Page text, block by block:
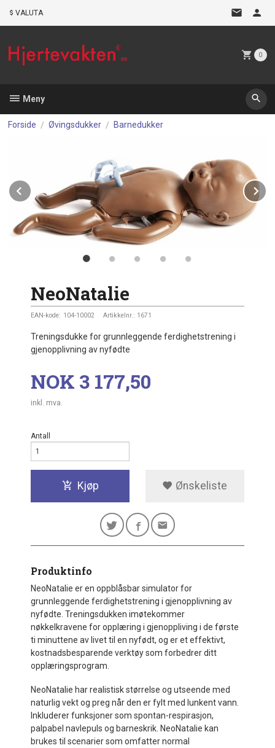
VALUTA
0
Meny
Forside Øvingsdukker Barnedukker
Prev
NeoNatalie
EAN-kode: 104-10002 Artikkelnr.: 1671
Treningsdukke for grunnleggende ferdighetstrening i
gjenopplivning av nyfødte
Pris
NOK 3 177,50
inkl. mva.
Antall
Kjøp Ønskeliste
Produktinfo
NeoNatalie er en oppblåsbar simulator for
grunnleggende ferdighetstrening i gjenopplivning av
nyfødte. Treningsdukken imøtekommer
nøkkelkravene for opplæring i gjenoppliving i de første
ti minuttene av livet til en nyfødt, og er et effektivt,
kostnadsbesparende verktøy som forbedrer ditt
opplæringsprogram.
NeoNatalie har realistisk størrelse og utseende med
naturlig vekt og preg når den er fylt med lunkent vann.
Inkluderer funksjoner som spontan-respirasjon,
palpabel navlepuls og barneskrik. NeoNatalie kan
brukes til scenarier som omfatter normal